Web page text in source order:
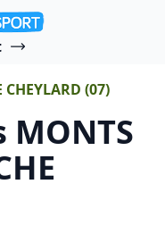
(07)
MONTS